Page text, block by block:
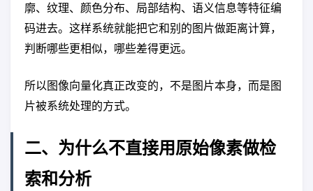
廓、纹理、颜色分布、局部结构、语义信息等特征编
码进去。这样系统就能把它和别的图片做距离计算，
判断哪些更相似，哪些差得更远。
所以图像向量化真正改变的，不是图片本身，而是图
片被系统处理的方式。
二、为什么不直接用原始像素做检
索和分析